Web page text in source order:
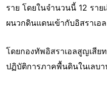
ราย โดยในจำนวนนี้ 12 รา
ผนวกดินแดนเข้ากับอิสราเอล
โดยกองทัพอิสราเอลสูญเสีย
ปฏิบัติการภาคพื้นดินในเลบ